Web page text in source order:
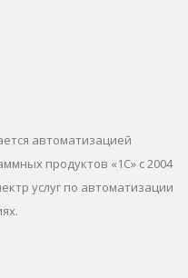
автоматизацией
продуктов «1С» с 2004
услуг по автоматизации